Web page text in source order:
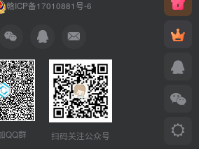
赣ICP备17010881号-6
QQ群 扫码关注公众号